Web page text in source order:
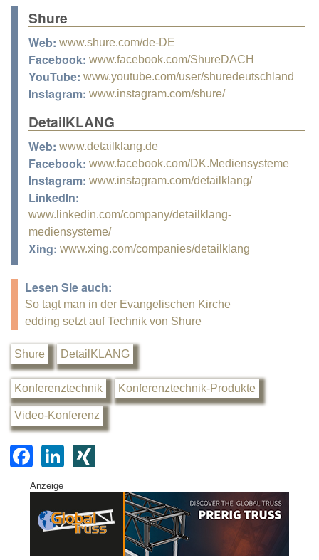
Shure
Web: www.shure.com/de-DE
Facebook: www.facebook.com/ShureDACH
YouTube: www.youtube.com/user/shuredeutschland
Instagram: www.instagram.com/shure/
DetailKLANG
Web: www.detailklang.de
Facebook: www.facebook.com/DK.Mediensysteme
Instagram: www.instagram.com/detailklang/
LinkedIn:
www.linkedin.com/company/detailklang-
mediensysteme/
Xing: www.xing.com/companies/detailklang
Lesen Sie auch:
So tagt man in der Evangelischen Kirche
edding setzt auf Technik von Shure
Shure DetailKLANG
Konferenztechnik Konferenztechnik-Produkte
Video-Konferenz
F
a
c
e
Li
k
e
G
Anzeige